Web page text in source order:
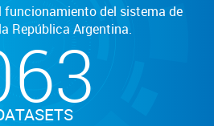
funcionamiento del sistema de
República Argentina.